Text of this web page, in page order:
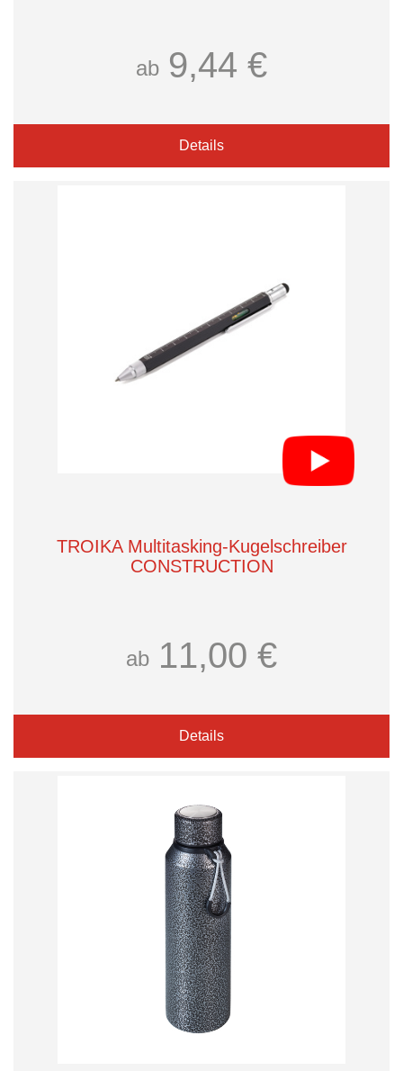
ab 9,44 €
Details
TROIKA Multitasking-Kugelschreiber
CONSTRUCTION
ab 11,00 €
Details